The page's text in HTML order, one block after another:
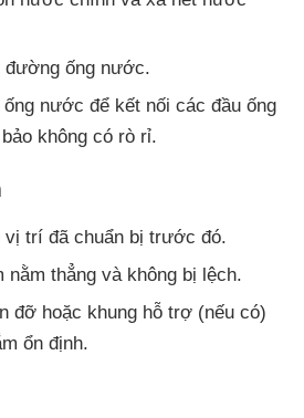
đường ống nước.
nước để kết nối các đầu ống
không có rò rỉ.
vị trí đã chuẩn bị trước đó.
nằm thẳng và không bị lệch.
đỡ hoặc khung hỗ trợ (nếu có)
ổn định.